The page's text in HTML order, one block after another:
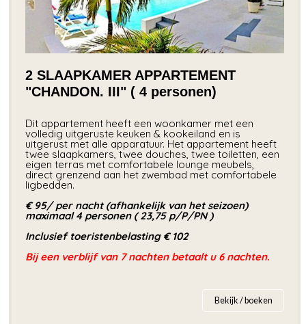
2 SLAAPKAMER APPARTEMENT
"CHANDON. III" ( 4 personen)
Dit appartement heeft een woonkamer met een
volledig uitgeruste keuken & kookeiland en is
uitgerust met alle apparatuur. Het appartement heeft
twee slaapkamers, twee douches, twee toiletten, een
eigen terras met comfortabele lounge meubels,
direct grenzend aan het zwembad met comfortabele
ligbedden.
€ 95/ per nacht (afhankelijk van het seizoen)
maximaal 4 personen ( 23,75 p/P/PN )
Inclusief toeristenbelasting € 102
Bij een verblijf van 7 nachten betaalt u 6 nachten.
Bekijk / boeken